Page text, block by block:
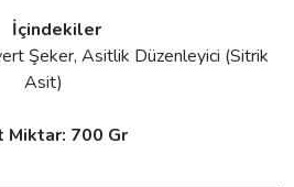
İçindekiler
Şeker, Asitlik Düzenleyici (Sitrik
Asit)
Miktar: 700 Gr